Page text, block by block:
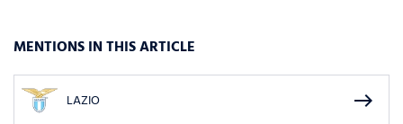
MENTIONS IN THIS ARTICLE
LAZIO east